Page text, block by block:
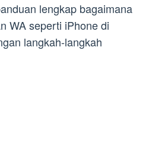
lengkap bagaimana
WA seperti iPhone di
langkah-langkah